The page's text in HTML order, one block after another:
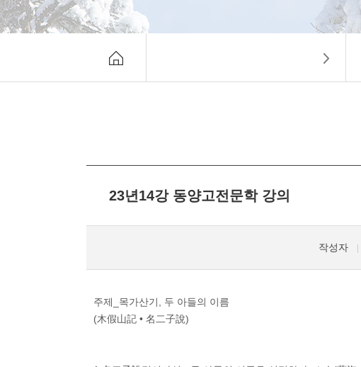
23년14강 동양고전문학 강의
작성자
주제_목가산기, 두 아들의 이름
(木假山記 • 名二子說)